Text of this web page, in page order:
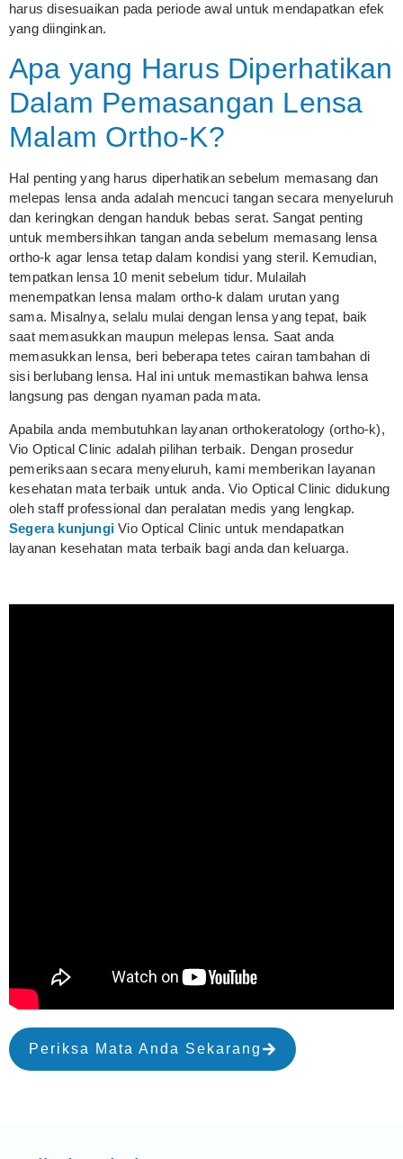
harus disesuaikan pada periode awal untuk mendapatkan efek
yang diinginkan.
Apa yang Harus Diperhatikan
Dalam Pemasangan Lensa
Malam Ortho-K?
Hal penting yang harus diperhatikan sebelum memasang dan
melepas lensa anda adalah mencuci tangan secara menyeluruh
dan keringkan dengan handuk bebas serat. Sangat penting
untuk membersihkan tangan anda sebelum memasang lensa
ortho-k agar lensa tetap dalam kondisi yang steril. Kemudian,
tempatkan lensa 10 menit sebelum tidur. Mulailah
menempatkan lensa malam ortho-k dalam urutan yang
sama. Misalnya, selalu mulai dengan lensa yang tepat, baik
saat memasukkan maupun melepas lensa. Saat anda
memasukkan lensa, beri beberapa tetes cairan tambahan di
sisi berlubang lensa. Hal ini untuk memastikan bahwa lensa
langsung pas dengan nyaman pada mata.
Apabila anda membutuhkan layanan orthokeratology (ortho-k),
Vio Optical Clinic adalah pilihan terbaik. Dengan prosedur
pemeriksaan secara menyeluruh, kami memberikan layanan
kesehatan mata terbaik untuk anda. Vio Optical Clinic didukung
oleh staff professional dan peralatan medis yang lengkap.
Segera kunjungi Vio Optical Clinic untuk mendapatkan
layanan kesehatan mata terbaik bagi anda dan keluarga.
Periksa Mata Anda Sekarang